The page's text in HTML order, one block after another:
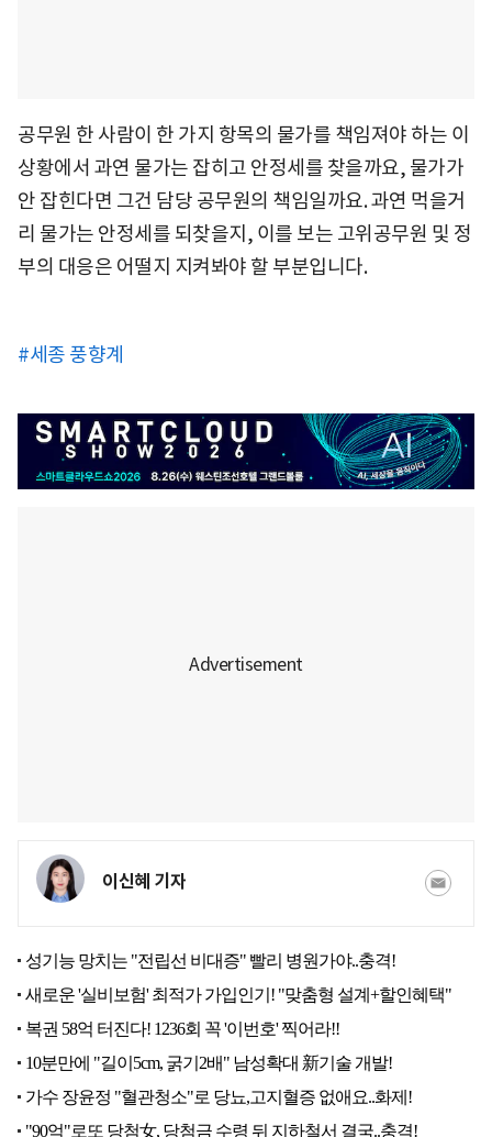
공무원 한 사람이 한 가지 항목의 물가를 책임져야 하는 이
상황에서 과연 물가는 잡히고 안정세를 찾을까요, 물가가
안 잡힌다면 그건 담당 공무원의 책임일까요. 과연 먹을거
리 물가는 안정세를 되찾을지, 이를 보는 고위공무원 및 정
부의 대응은 어떨지 지켜봐야 할 부분입니다.
#세종 풍향계
이신혜 기자